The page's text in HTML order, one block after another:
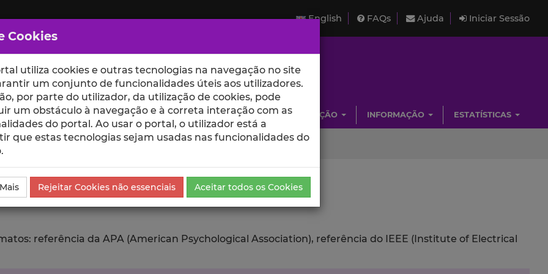
English FAQs Ajuda Iniciar Sessão
ESCOLAS UNIDADES INVESTIGAÇÃO INFORMAÇÃO ESTATÍSTICAS
Exportar
referência da APA (American Psychological Association), referência do IEEE (Institute of Electrical
Cookies
utiliza cookies e outras tecnologias na navegação no site
um conjunto de funcionalidades úteis aos utilizadores.
por parte do utilizador, da utilização de cookies, pode
um obstáculo à navegação e à correta interação com as
do portal. Ao usar o portal, o utilizador está a
que estas tecnologias sejam usadas nas funcionalidades do
Rejeitar Cookies não essenciais Aceitar todos os Cookies